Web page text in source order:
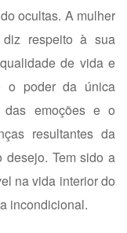
ocultas. A mulher
respeito à sua
de vida e
o poder da única
das emoções e o
resultantes da
Tem sido a
na vida interior do
incondicional.